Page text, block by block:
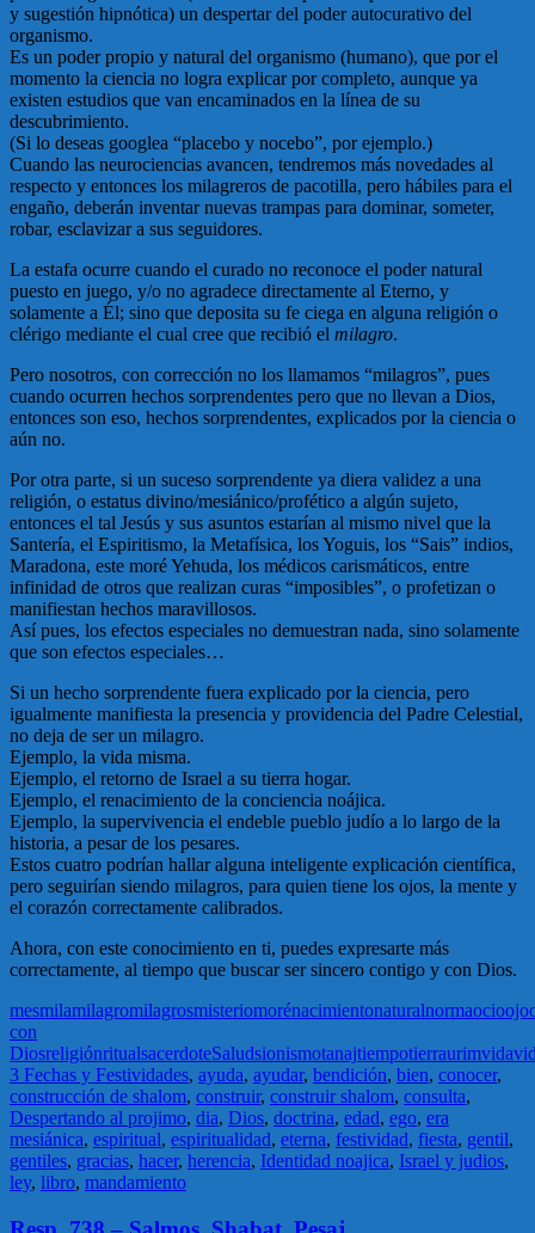
y sugestión hipnótica) un despertar del poder autocurativo del
organismo.
Es un poder propio y natural del organismo (humano), que por el
momento la ciencia no logra explicar por completo, aunque ya
existen estudios que van encaminados en la línea de su
descubrimiento.
(Si lo deseas googlea “placebo y nocebo”, por ejemplo.)
Cuando las neurociencias avancen, tendremos más novedades al
respecto y entonces los milagreros de pacotilla, pero hábiles para el
engaño, deberán inventar nuevas trampas para dominar, someter,
robar, esclavizar a sus seguidores.
La estafa ocurre cuando el curado no reconoce el poder natural
puesto en juego, y/o no agradece directamente al Eterno, y
solamente a Él; sino que deposita su fe ciega en alguna religión o
clérigo mediante el cual cree que recibió el milagro.
Pero nosotros, con corrección no los llamamos “milagros”, pues
cuando ocurren hechos sorprendentes pero que no llevan a Dios,
entonces son eso, hechos sorprendentes, explicados por la ciencia o
aún no.
Por otra parte, si un suceso sorprendente ya diera validez a una
religión, o estatus divino/mesiánico/profético a algún sujeto,
entonces el tal Jesús y sus asuntos estarían al mismo nivel que la
Santería, el Espiritismo, la Metafísica, los Yoguis, los “Sais” indios,
Maradona, este moré Yehuda, los médicos carismáticos, entre
infinidad de otros que realizan curas “imposibles”, o profetizan o
manifiestan hechos maravillosos.
Así pues, los efectos especiales no demuestran nada, sino solamente
que son efectos especiales…
Si un hecho sorprendente fuera explicado por la ciencia, pero
igualmente manifiesta la presencia y providencia del Padre Celestial,
no deja de ser un milagro.
Ejemplo, la vida misma.
Ejemplo, el retorno de Israel a su tierra hogar.
Ejemplo, el renacimiento de la conciencia noájica.
Ejemplo, la supervivencia el endeble pueblo judío a lo largo de la
historia, a pesar de los pesares.
Estos cuatro podrían hallar alguna inteligente explicación científica,
pero seguirían siendo milagros, para quien tiene los ojos, la mente y
el corazón correctamente calibrados.
Ahora, con este conocimiento en ti, puedes expresarte más
correctamente, al tiempo que buscar ser sincero contigo y con Dios.
mesmilamilagromilagrosmisteriomorénacimientonaturalnormaocioojo
con
DiosreligiónritualsacerdoteSaludsionismotanajtiempotierraurimvida
3 Fechas y Festividades, ayuda, ayudar, bendición, bien, conocer,
construcción de shalom, construir, construir shalom, consulta,
Despertando al projimo, dia, Dios, doctrina, edad, ego, era
mesiánica, espiritual, espiritualidad, eterna, festividad, fiesta, gentil,
gentiles, gracias, hacer, herencia, Identidad noajica, Israel y judios,
ley, libro, mandamiento